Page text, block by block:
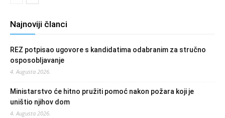
Najnoviji članci
REZ potpisao ugovore s kandidatima odabranim za stručno
osposobljavanje
4. Augusta 2026.
Ministarstvo će hitno pružiti pomoć nakon požara koji je
uništio njihov dom
4. Augusta 2026.